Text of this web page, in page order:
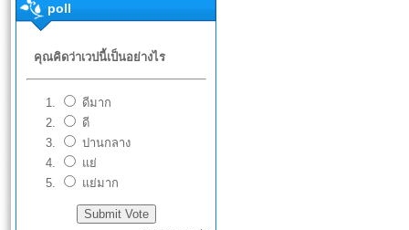
poll
คุณคิดว่าเวปนี้เป็นอย่างไร
ดีมาก
ดี
ปานกลาง
แย่
แย่มาก